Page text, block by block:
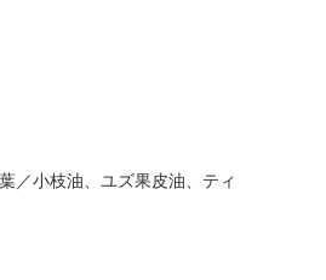
／小枝油、ユズ果皮油、ティ